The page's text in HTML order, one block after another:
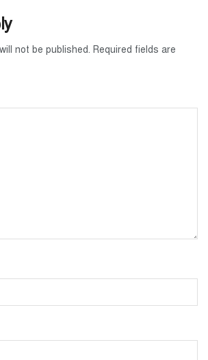
not be published. Required fields are